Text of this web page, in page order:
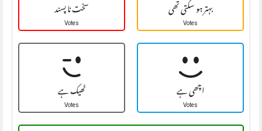
سخت نا پسند
Votes بہتر ہو سکتی تھی
Votes
ٹھیک ہے
Votes اچھی ہے
Votes